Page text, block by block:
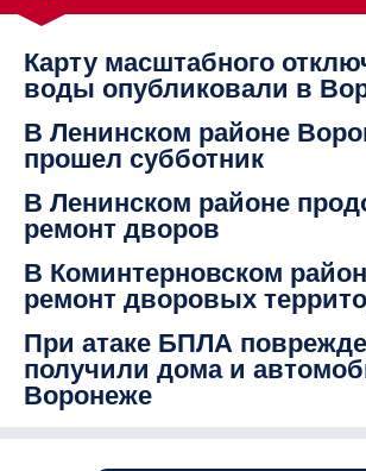
Карту масштабного
воды опубликовали в
В Ленинском районе
прошел субботник
В Ленинском районе
ремонт дворов
В Коминтерновском
ремонт дворовых
При атаке БПЛА
получили дома и
Воронеже